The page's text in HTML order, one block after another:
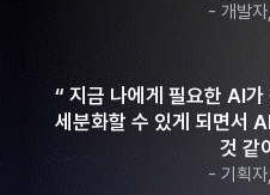
- 개발
“ 지금 나에게 필요한 AI
세분화할 수 있게 되면서
것 같
- 기획